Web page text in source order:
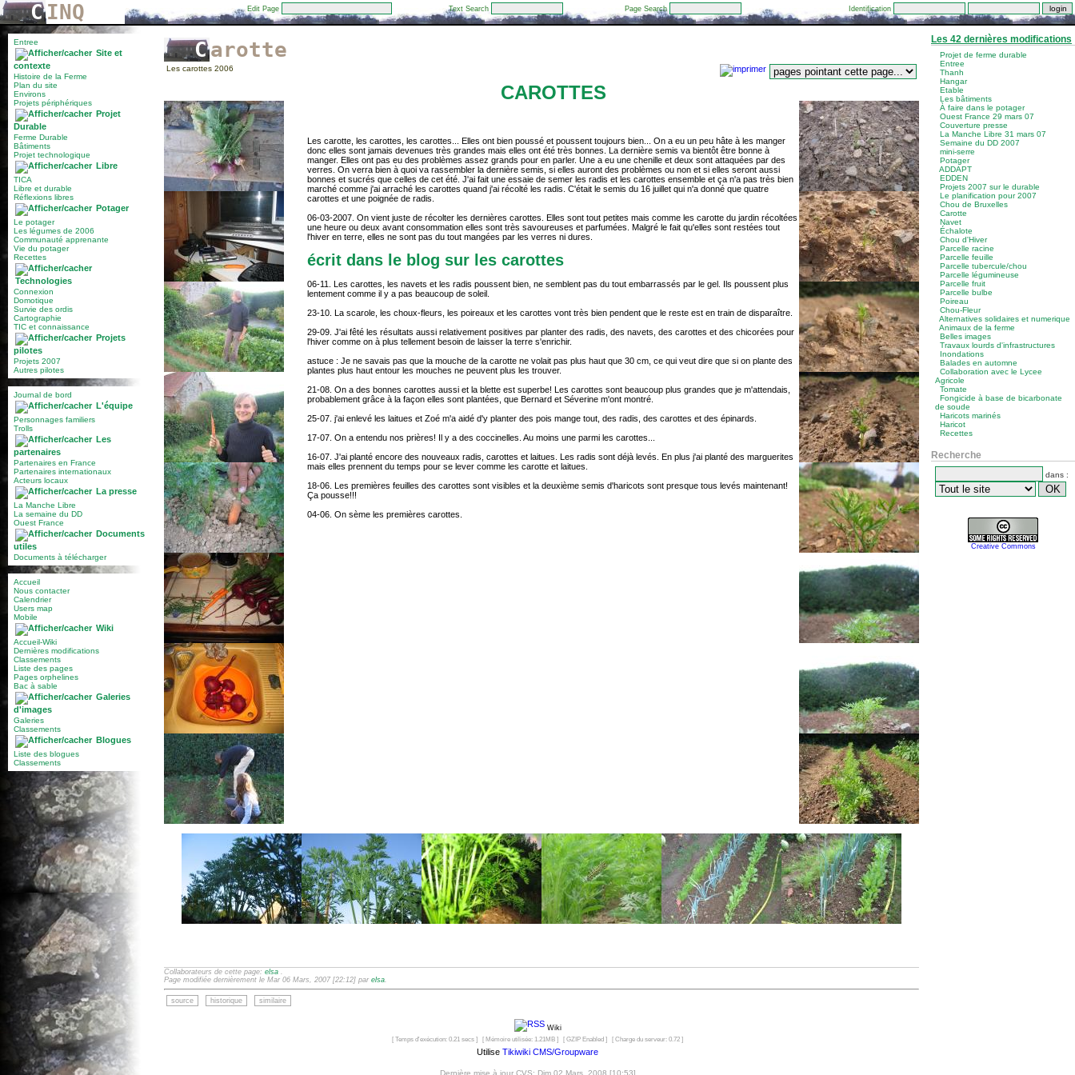
C INQ Edit Page Text Search Page Search Identification
Entree
Site et
contexte
Histoire de la Ferme
Plan du site
Environs
Projets périphériques
Projet
Durable
Ferme Durable
Bâtiments
Projet technologique
Libre
TICA
Libre et durable
Réflexions libres
Potager
Le potager
Les légumes de 2006
Communauté apprenante
Vie du potager
Recettes
Technologies
Connexion
Domotique
Survie des ordis
Cartographie
TIC et connaissance
Projets
pilotes
Projets 2007
Autres pilotes
Journal de bord
L'équipe
Personnages familiers
Trolls
Les
partenaires
Partenaires en France
Partenaires internationaux
Acteurs locaux
La presse
La Manche Libre
La semaine du DD
Ouest France
Documents
utiles
Documents à télécharger
Accueil
Nous contacter
Calendrier
Users map
Mobile
Wiki
Accueil-Wiki
Dernières modifications
Classements
Liste des pages
Pages orphelines
Bac à sable
Galeries
d'images
Galeries
Classements
Blogues
Liste des blogues
Classements
Carotte
Les carottes 2006
CAROTTES
Les carotte, les carottes, les carottes... Elles ont bien poussé et poussent toujours bien... On a eu un peu hâte à les manger
donc elles sont jamais devenues très grandes mais elles ont été très bonnes. La dernière semis va bientôt être bonne à
manger. Elles ont pas eu des problèmes assez grands pour en parler. Une a eu une chenille et deux sont attaquées par des
verres. On verra bien à quoi va rassembler la dernière semis, si elles auront des problèmes ou non et si elles seront aussi
bonnes et sucrés que celles de cet été. J'ai fait une essaie de semer les radis et les carottes ensemble et ça n'a pas très bien
marché comme j'ai arraché les carottes quand j'ai récolté les radis. C'était le semis du 16 juillet qui n'a donné que quatre
carottes et une poignée de radis.
06-03-2007. On vient juste de récolter les dernières carottes. Elles sont tout petites mais comme les carotte du jardin récoltées
une heure ou deux avant consommation elles sont très savoureuses et parfumées. Malgré le fait qu'elles sont restées tout
l'hiver en terre, elles ne sont pas du tout mangées par les verres ni dures.
écrit dans le blog sur les carottes
06-11. Les carottes, les navets et les radis poussent bien, ne semblent pas du tout embarrassés par le gel. Ils poussent plus
lentement comme il y a pas beaucoup de soleil.
23-10. La scarole, les choux-fleurs, les poireaux et les carottes vont très bien pendent que le reste est en train de disparaître.
29-09. J'ai fêté les résultats aussi relativement positives par planter des radis, des navets, des carottes et des chicorées pour
l'hiver comme on à plus tellement besoin de laisser la terre s'enrichir.
astuce : Je ne savais pas que la mouche de la carotte ne volait pas plus haut que 30 cm, ce qui veut dire que si on plante des
plantes plus haut entour les mouches ne peuvent plus les trouver.
21-08. On a des bonnes carottes aussi et la blette est superbe! Les carottes sont beaucoup plus grandes que je m'attendais,
probablement grâce à la façon elles sont plantées, que Bernard et Séverine m'ont montré.
25-07. j'ai enlevé les laitues et Zoé m'a aidé d'y planter des pois mange tout, des radis, des carottes et des épinards.
17-07. On a entendu nos prières! Il y a des coccinelles. Au moins une parmi les carottes...
16-07. J'ai planté encore des nouveaux radis, carottes et laitues. Les radis sont déjà levés. En plus j'ai planté des marguerites
mais elles prennent du temps pour se lever comme les carotte et laitues.
18-06. Les premières feuilles des carottes sont visibles et la deuxième semis d'haricots sont presque tous levés maintenant!
Ça pousse!!!
04-06. On sème les premières carottes.
Collaborateurs de cette page: elsa .
Page modifiée dernièrement le Mar 06 Mars, 2007 [22:12] par elsa.
source historique similaire
Les 42 dernières modifications
Projet de ferme durable
Entree
Thanh
Hangar
Etable
Les bâtiments
À faire dans le potager
Ouest France 29 mars 07
Couverture presse
La Manche Libre 31 mars 07
Semaine du DD 2007
mini-serre
Potager
ADDAPT
EDDEN
Projets 2007 sur le durable
Le planification pour 2007
Chou de Bruxelles
Carotte
Navet
Échalote
Chou d'Hiver
Parcelle racine
Parcelle feuille
Parcelle tubercule/chou
Parcelle légumineuse
Parcelle fruit
Parcelle bulbe
Poireau
Chou-Fleur
Alternatives solidaires et numerique
Animaux de la ferme
Belles images
Travaux lourds d'infrastructures
Inondations
Balades en automne
Collaboration avec le Lycee
Agricole
Tomate
Fongicide à base de bicarbonate
de soude
Haricots marinés
Haricot
Recettes
Recherche
dans :
Creative Commons
Wiki
[ Temps d'exécution: 0.21 secs ] [ Mémoire utilisée: 1.21MB ] [ GZIP Enabled ] [ Charge du serveur: 0.72 ]
Utilise Tikiwiki CMS/Groupware
Dernière mise à jour CVS: Dim 02 Mars, 2008 [10:53]